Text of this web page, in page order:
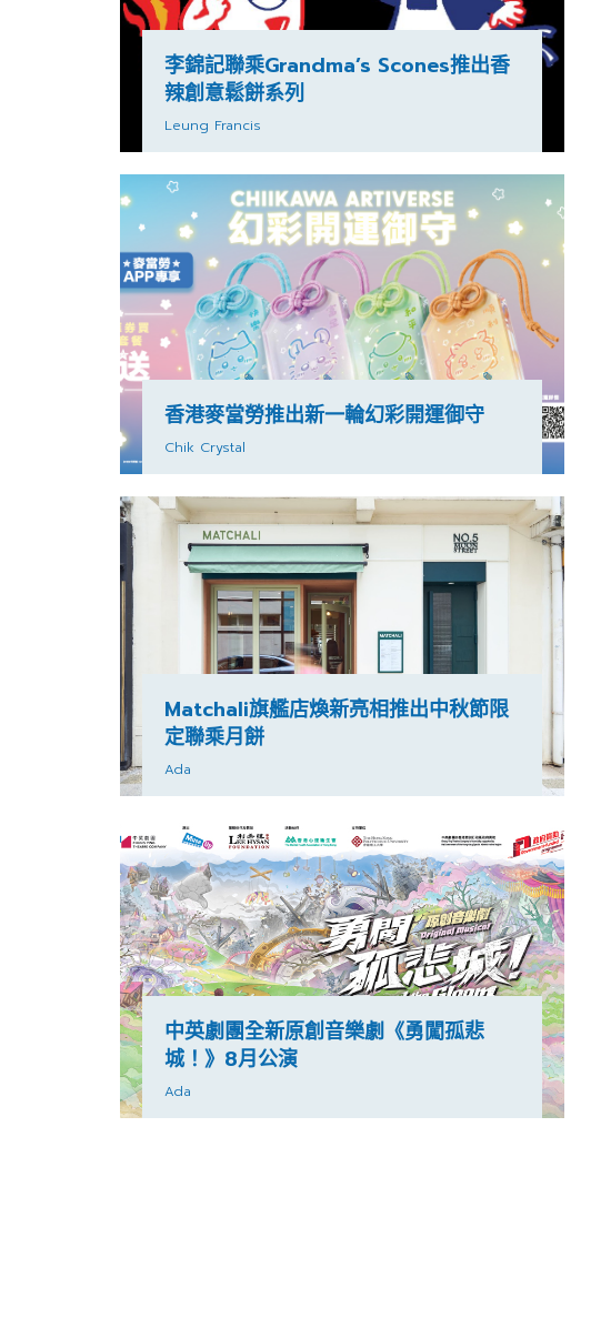
李錦記聯乘Grandma’s Scones推出香
辣創意鬆餅系列
Leung Francis
香港麥當勞推出新一輪幻彩開運御守
Chik Crystal
Matchali旗艦店煥新亮相推出中秋節限
定聯乘月餅
Ada
中英劇團全新原創音樂劇《勇闖孤悲
城！》8月公演
Ada